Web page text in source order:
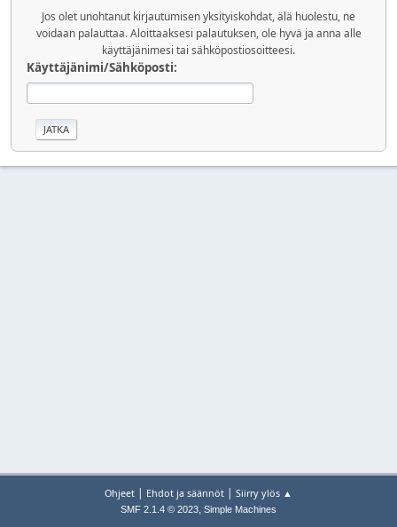
Jos olet unohtanut kirjautumisen yksityiskohdat, älä huolestu, ne
voidaan palauttaa. Aloittaaksesi palautuksen, ole hyvä ja anna alle
käyttäjänimesi tai sähköpostiosoitteesi.
Käyttäjänimi/Sähköposti:
Ohjeet | Ehdot ja säännöt | Siirry ylös ▲
SMF 2.1.4 © 2023, Simple Machines